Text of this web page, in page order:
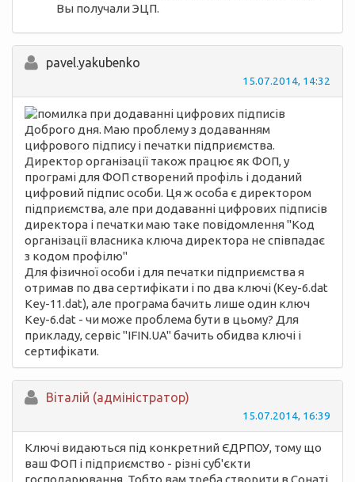
Вы получали ЭЦП.
pavel.yakubenko
15.07.2014, 14:32
Доброго дня. Маю проблему з додаванням
цифрового підпису і печатки підприємства.
Директор організації також працює як ФОП, у
програмі для ФОП створений профіль і доданий
цифровий підпис особи. Ця ж особа є директором
підприємства, але при додаванні цифрових підписів
директора і печатки маю таке повідомлення "Код
організації власника ключа директора не співпадає
з кодом профілю"
Для фізичної особи і для печатки підприємства я
отримав по два сертифікати і по два ключі (Key-6.dat
Key-11.dat), але програма бачить лише один ключ
Key-6.dat - чи може проблема бути в цьому? Для
прикладу, сервіс "IFIN.UA" бачить обидва ключі і
сертифікати.
Вiталій (адміністратор)
15.07.2014, 16:39
Ключі видаються під конкретний ЄДРПОУ, тому що
ваш ФОП і підприємство - різні суб'єкти
господарювання. Тобто вам треба створити в Сонаті